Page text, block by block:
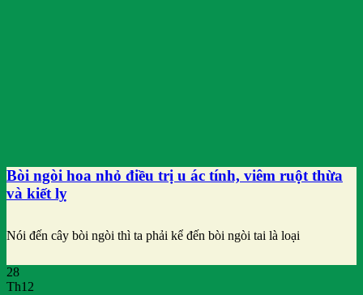
Bòi ngòi hoa nhỏ điều trị u ác tính, viêm ruột thừa
và kiết lỵ
Nói đến cây bòi ngòi thì ta phải kể đến bòi ngòi tai là loại
28
Th12